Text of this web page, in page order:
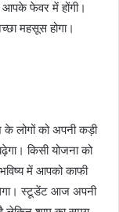
आपके फेवर में होंगी।
महसूस होगा।
लोगों को अपनी कड़ी
किसी योजना को
में आपको काफी
स्टूडेंट आज अपनी